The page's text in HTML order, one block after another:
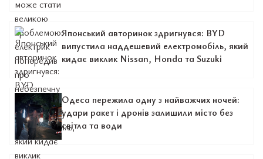
Японський авторинок здригнувся: BYD
випустила наддешевий електромобіль, який
кидає виклик Nissan, Honda та Suzuki
Одеса пережила одну з найважчих ночей:
удари ракет і дронів залишили місто без
світла та води